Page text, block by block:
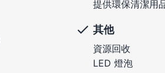
提供環保清潔用
其他
資源回收
LED 燈泡